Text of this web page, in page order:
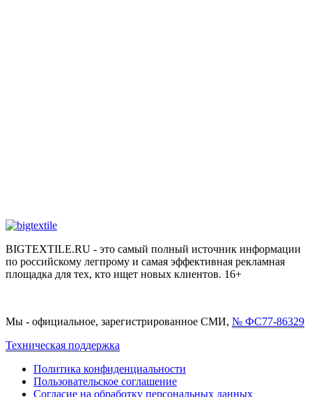
BIGTEXTILE.RU - это самый полный источник информации
по российскому легпрому и самая эффективная рекламная
площадка для тех, кто ищет новых клиентов. 16+
Мы - официальное, зарегистрированное СМИ, № ФС77-86329
Техническая поддержка
Политика конфиденциальности
Пользовательское соглашение
Согласие на обработку персональных данных